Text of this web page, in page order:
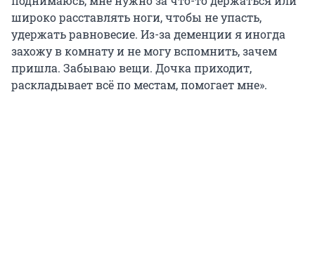
широко расставлять ноги, чтобы не упасть,
удержать равновесие. Из-за деменции я иногда
захожу в комнату и не могу вспомнить, зачем
пришла. Забываю вещи. Дочка приходит,
раскладывает всё по местам, помогает мне».